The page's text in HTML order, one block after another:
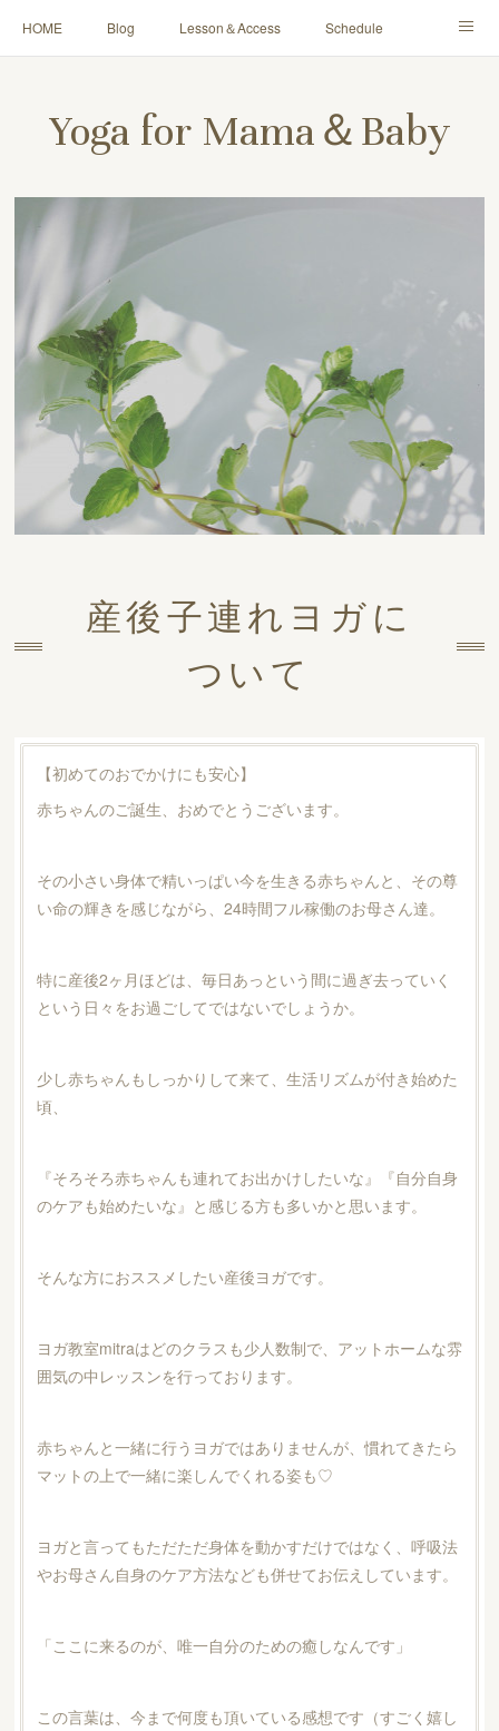
HOME Blog Lesson＆Access Schedule
Yoga for Mama＆Baby
産後子連れヨガに
ついて
【初めてのおでかけにも安心】
赤ちゃんのご誕生、おめでとうございます。
その小さい身体で精いっぱい今を生きる赤ちゃんと、その尊
い命の輝きを感じながら、24時間フル稼働のお母さん達。
特に産後2ヶ月ほどは、毎日あっという間に過ぎ去っていく
という日々をお過ごしてではないでしょうか。
少し赤ちゃんもしっかりして来て、生活リズムが付き始めた
頃、
『そろそろ赤ちゃんも連れてお出かけしたいな』『自分自身
のケアも始めたいな』と感じる方も多いかと思います。
そんな方におススメしたい産後ヨガです。
ヨガ教室mitraはどのクラスも少人数制で、アットホームな雰
囲気の中レッスンを行っております。
赤ちゃんと一緒に行うヨガではありませんが、慣れてきたら
マットの上で一緒に楽しんでくれる姿も♡
ヨガと言ってもただただ身体を動かすだけではなく、呼吸法
やお母さん自身のケア方法なども併せてお伝えしています。
「ここに来るのが、唯一自分のための癒しなんです」
この言葉は、今まで何度も頂いている感想です（すごく嬉し